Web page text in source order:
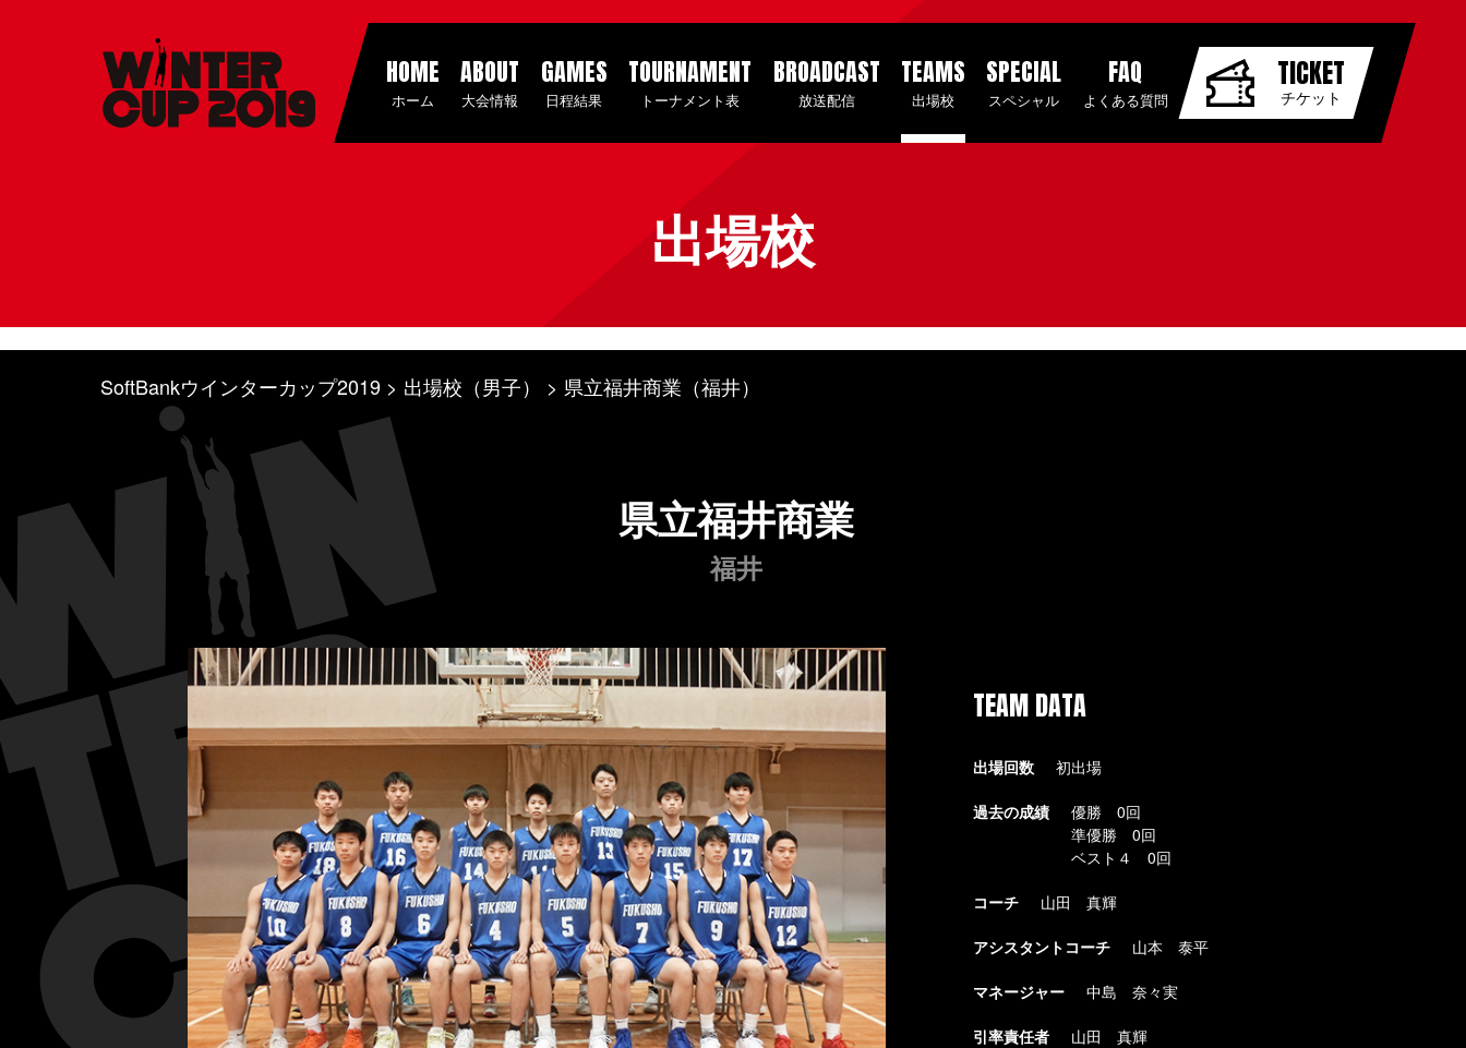
HOME
ホーム
ABOUT
大会情報
GAMES
日程結果
TOURNAMENT
トーナメント表
BROADCAST
放送配信
TEAMS
出場校
SPECIAL
スペシャル
FAQ
よくある質問
TICKET
チケット
出場校
SoftBankウインターカップ2019 出場校（男子） 県立福井商業（福井）
県立福井商業
福井
TEAM DATA
出場回数 初出場
過去の成績
優勝 0回
準優勝 0回
ベスト４ 0回
コーチ 山田 真輝
アシスタントコーチ 山本 泰平
マネージャー 中島 奈々実
引率責任者 山田 真輝